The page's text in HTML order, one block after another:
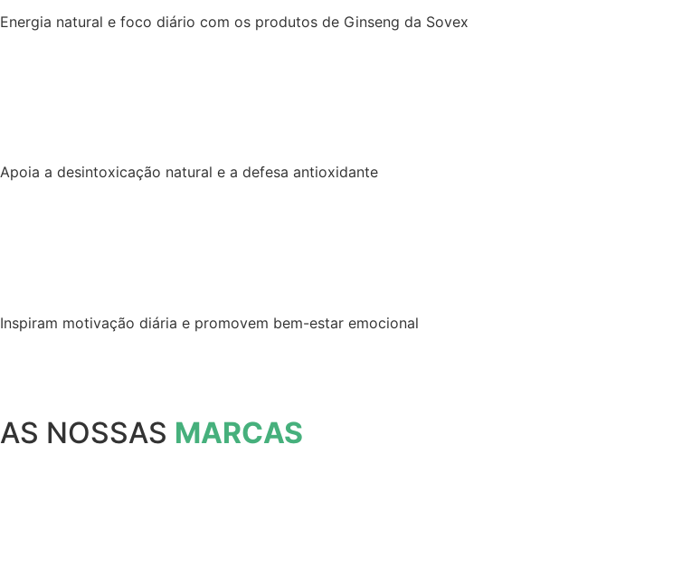
Energia natural e foco diário com os produtos de Ginseng da Sovex
Apoia a desintoxicação natural e a defesa antioxidante
Inspiram motivação diária e promovem bem-estar emocional
AS NOSSAS MARCAS